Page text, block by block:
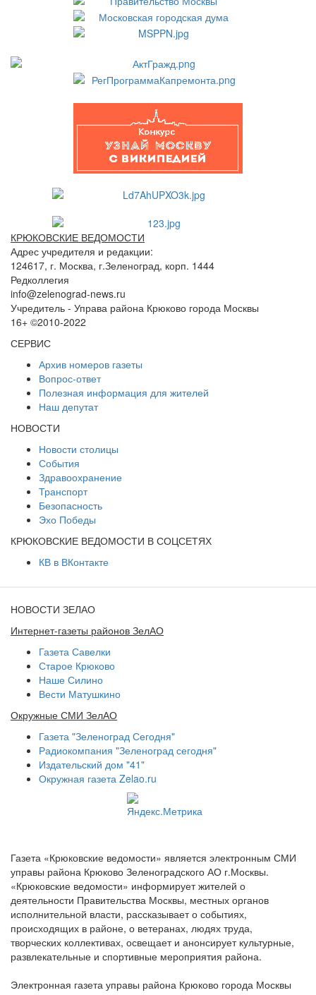
КРЮКОВСКИЕ ВЕДОМОСТИ
Адрес учредителя и редакции:
124617, г. Москва, г.Зеленоград, корп. 1444
Редколлегия
info@zelenograd-news.ru
Учредитель - Управа района Крюково города Москвы
16+ ©2010-2022
СЕРВИС
Архив номеров газеты
Вопрос-ответ
Полезная информация для жителей
Наш депутат
НОВОСТИ
Новости столицы
События
Здравоохранение
Транспорт
Безопасность
Эхо Победы
КРЮКОВСКИЕ ВЕДОМОСТИ В СОЦСЕТЯХ
КВ в ВКонтакте
НОВОСТИ ЗЕЛАО
Интернет-газеты районов ЗелАО
Газета Савелки
Старое Крюково
Наше Силино
Вести Матушкино
Окружные СМИ ЗелАО
Газета "Зеленоград Сегодня"
Радиокомпания "Зеленоград сегодня"
Издательский дом "41"
Окружная газета Zelao.ru
Газета «Крюковские ведомости» является электронным СМИ
управы района Крюково Зеленоградского АО г.Москвы.
«Крюковские ведомости» информирует жителей о
деятельности Правительства Москвы, местных органов
исполнительной власти, рассказывает о событиях,
происходящих в районе, о ветеранах, людях труда,
творческих коллективах, освещает и анонсирует культурные,
развлекательные и спортивные мероприятия района.
Электронная газета управы района Крюково города Москвы